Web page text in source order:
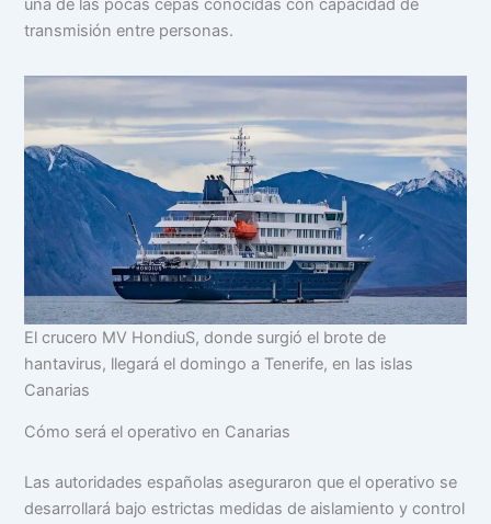
una de las pocas cepas conocidas con capacidad de
transmisión entre personas.
El crucero MV HondiuS, donde surgió el brote de
hantavirus, llegará el domingo a Tenerife, en las islas
Canarias
Cómo será el operativo en Canarias
Las autoridades españolas aseguraron que el operativo se
desarrollará bajo estrictas medidas de aislamiento y control